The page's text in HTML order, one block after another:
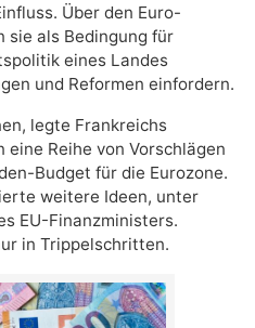
Über den Euro-
sie als Bedingung für
eines Landes
und Reformen einfordern.
legte Frankreichs
eine Reihe von Vorschlägen
Budget für die Eurozone.
weitere Ideen, unter
EU-Finanzministers.
in Trippelschritten.